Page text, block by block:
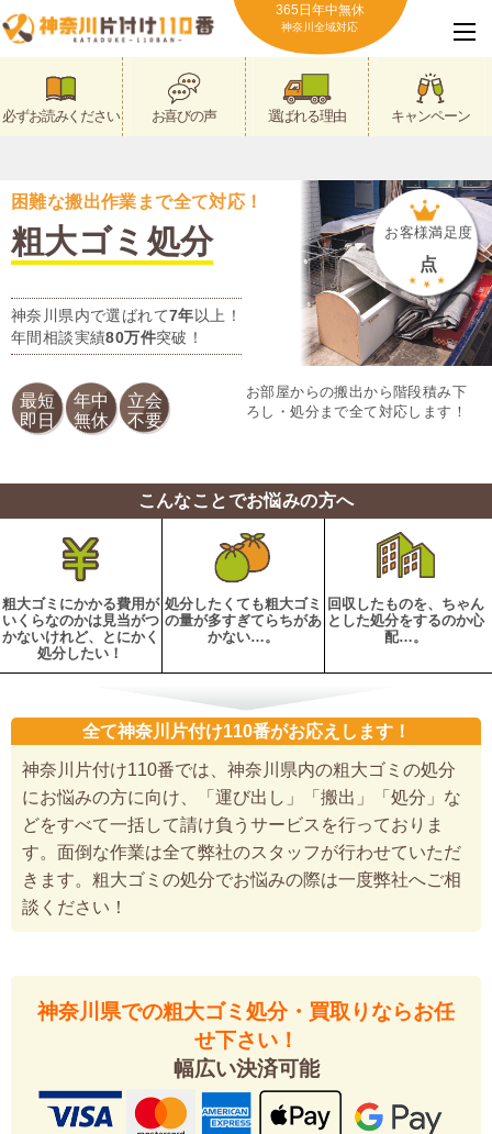
365日年中無休
神奈川全域対応
必ずお読みください お喜びの声 選ばれる理由 キャンペーン
困難な搬出作業まで全て対応！
粗大ゴミ処分
神奈川県内で選ばれて7年以上！
年間相談実績80万件突破！
お客様満足度
点
最短
即日
年中
無休
立会
不要
お部屋からの搬出から階段積み下
ろし・処分まで全て対応します！
こんなことでお悩みの方へ
粗大ゴミにかかる費用が
いくらなのかは見当がつ
かないけれど、とにかく
処分したい！
処分したくても粗大ゴミ
の量が多すぎてらちがあ
かない…。
回収したものを、ちゃん
とした処分をするのか心
配…。
全て神奈川片付け110番がお応えします！
神奈川片付け110番では、神奈川県内の粗大ゴミの処分
にお悩みの方に向け、「運び出し」「搬出」「処分」な
どをすべて一括して請け負うサービスを行っておりま
す。面倒な作業は全て弊社のスタッフが行わせていただ
きます。粗大ゴミの処分でお悩みの際は一度弊社へご相
談ください！
神奈川県での粗大ゴミ処分・買取りならお任
せ下さい！
幅広い決済可能